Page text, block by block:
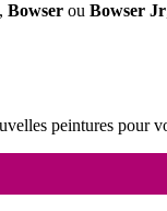
, Bowser ou Bowser Jr
peintures pour